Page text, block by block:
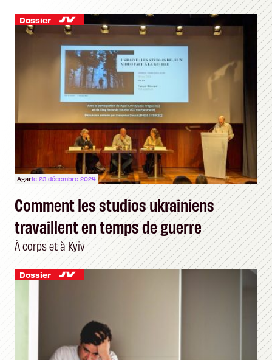
Dossier
Agarle 23 décembre 2024
Comment les studios ukrainiens
travaillent en temps de guerre
À corps et à Kyïv
Dossier